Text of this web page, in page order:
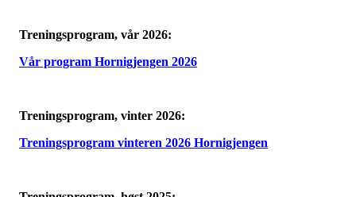
Treningsprogram, vår 2026:
Vår program Hornigjengen 2026
Treningsprogram, vinter 2026:
Treningsprogram vinteren 2026 Hornigjengen